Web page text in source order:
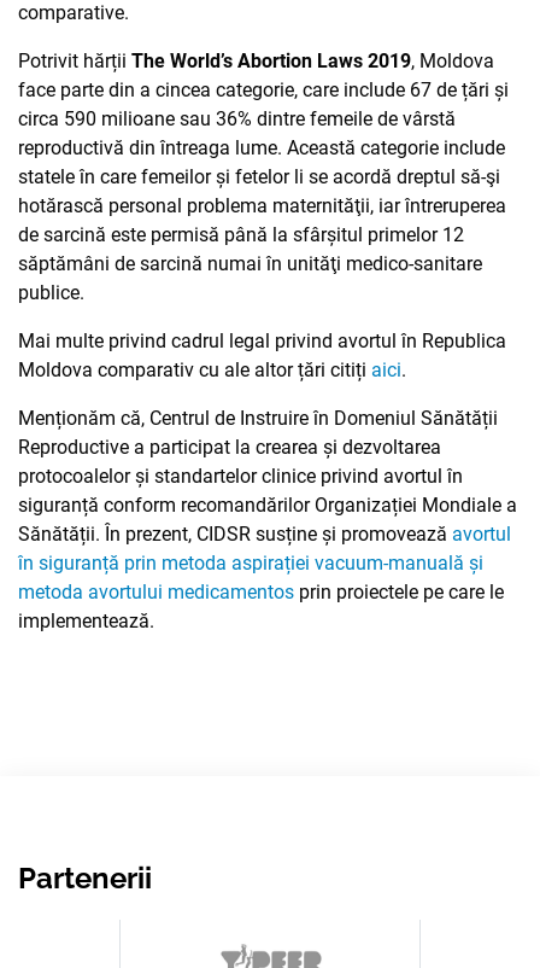
comparative.
Potrivit hărții The World’s Abortion Laws 2019, Moldova
face parte din a cincea categorie, care include 67 de țări și
circa 590 milioane sau 36% dintre femeile de vârstă
reproductivă din întreaga lume. Această categorie include
statele în care femeilor și fetelor li se acordă dreptul să-şi
hotărască personal problema maternităţii, iar întreruperea
de sarcină este permisă până la sfârșitul primelor 12
săptămâni de sarcină numai în unităţi medico-sanitare
publice.
Mai multe privind cadrul legal privind avortul în Republica
Moldova comparativ cu ale altor țări citiți aici.
Menționăm că, Centrul de Instruire în Domeniul Sănătății
Reproductive a participat la crearea și dezvoltarea
protocoalelor și standartelor clinice privind avortul în
siguranță conform recomandărilor Organizației Mondiale a
Sănătății. În prezent, CIDSR susține și promovează avortul
în siguranță prin metoda aspirației vacuum-manuală și
metoda avortului medicamentos prin proiectele pe care le
implementează.
Partenerii